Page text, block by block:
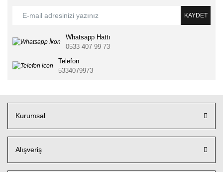
KAYDET
Whatsapp Hattı
0533 407 99 73
Telefon
5334079973
Kurumsal
Alışveriş